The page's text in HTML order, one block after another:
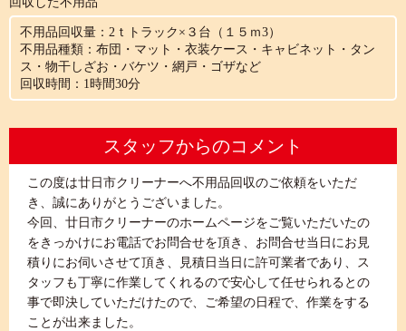
不用品回収量：2ｔトラック×３台（１５ｍ3）
不用品種類：布団・マット・衣装ケース・キャビネット・タン
ス・物干しざお・バケツ・網戸・ゴザなど
回収時間：1時間30分
スタッフからのコメント
この度は廿日市クリーナーへ不用品回収のご依頼をいただ
き、誠にありがとうございました。
今回、廿日市クリーナーのホームページをご覧いただいたの
をきっかけにお電話でお問合せを頂き、お問合せ当日にお見
積りにお伺いさせて頂き、見積日当日に許可業者であり、ス
タッフも丁寧に作業してくれるので安心して任せられるとの
事で即決していただけたので、ご希望の日程で、作業をする
ことが出来ました。